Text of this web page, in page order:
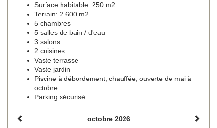
Surface habitable: 250 m2
Terrain: 2 600 m2
5 chambres
5 salles de bain / d'eau
3 salons
2 cuisines
Vaste terrasse
Vaste jardin
Piscine à débordement, chauffée, ouverte de mai à
octobre
Parking sécurisé
octobre 2026